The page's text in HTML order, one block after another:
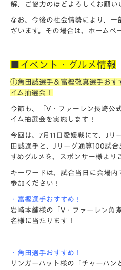
解、ご協力のほどよろしくお願い
なお、今後の社会情勢により、
ざいます。その場合は、ホームペ
■イベント・グルメ情報
①角田誠選手＆富樫敬真選手おす
イム抽選会！
今節も、「V・ファーレン長崎公
イム抽選会を実施します！
今回は、7月11日愛媛戦にて、J
田誠選手と、Jリーグ通算100試
すめグルメを、スポンサー様より
キーワードは、試合当日に会場
参加ください！
・富樫選手おすすめ！
岩崎本舗様の「V・ファーレン角
名様に当たります！
・角田選手おすすめ！
リンガーハット様の「チャーハ